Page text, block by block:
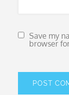
Save my
browser